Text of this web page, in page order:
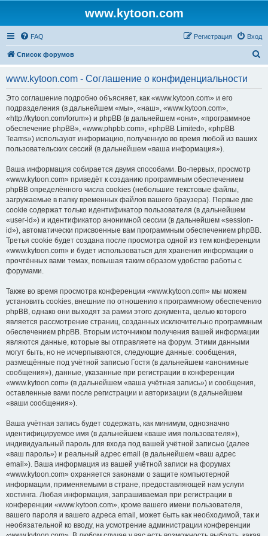
www.kytoon.com
FAQ Вход
Регистрация
Список форумов
www.kytoon.com - Соглашение о конфиденциальности
Это соглашение подробно объясняет, как «www.kytoon.com» и его
подразделения (в дальнейшем «мы», «наш», «www.kytoon.com»,
«http://kytoon.com/forum») и phpBB (в дальнейшем «они», «программное
обеспечение phpBB», «www.phpbb.com», «phpBB Limited», «phpBB
Teams») используют информацию, полученную во время любой из ваших
пользовательских сессий (в дальнейшем «ваша информация»).
Ваша информация собирается двумя способами. Во-первых, просмотр
«www.kytoon.com» приведёт к созданию программным обеспечением
phpBB определённого числа cookies (небольшие текстовые файлы,
загружаемые в папку временных файлов вашего браузера). Первые две
cookie содержат только идентификатор пользователя (в дальнейшем
«user-id») и идентификатор анонимной сессии (в дальнейшем «session-
id»), автоматически присвоенные вам программным обеспечением phpBB.
Третья cookie будет создана после просмотра одной из тем конференции
«www.kytoon.com» и будет использоваться для хранения информации о
прочтённых вами темах, повышая таким образом удобство работы с
форумами.
Также во время просмотра конференции «www.kytoon.com» мы можем
установить cookies, внешние по отношению к программному обеспечению
phpBB, однако они выходят за рамки этого документа, целью которого
является рассмотрение страниц, созданных исключительно программным
обеспечением phpBB. Вторым источником получения вашей информации
являются данные, которые вы отправляете на форум. Этими данными
могут быть, но не исчерпываются, следующие данные: сообщения,
размещённые под учётной записью Гостя (в дальнейшем «анонимные
сообщения»), данные, указанные при регистрации в конференции
«www.kytoon.com» (в дальнейшем «ваша учётная запись») и сообщения,
оставленные вами после регистрации и авторизации (в дальнейшем
«ваши сообщения»).
Ваша учётная запись будет содержать, как минимум, однозначно
идентифицируемое имя (в дальнейшем «ваше имя пользователя»),
индивидуальный пароль для входа под вашей учётной записью (далее
«ваш пароль») и реальный адрес email (в дальнейшем «ваш адрес
email»). Ваша информация из вашей учётной записи на форумах
«www.kytoon.com» охраняется законами о защите компьютерной
информации, применяемыми в стране, предоставляющей нам услуги
хостинга. Любая информация, запрашиваемая при регистрации в
конференции «www.kytoon.com», кроме вашего имени пользователя,
вашего пароля и вашего адреса email, может быть как необходимой, так и
необязательной ко вводу, на усмотрение администрации конференции